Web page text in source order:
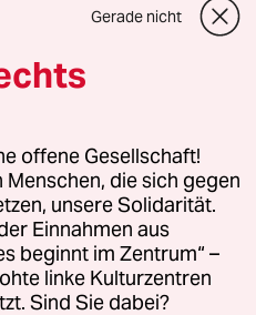
GmbH
Fragen oder für Genehmigungen
Kommune-Richtlinien
Impressum AGB
Gerade nicht
offene Gesellschaft!
die sich gegen
unsere Solidarität.
Einnahmen aus
beginnt im Zentrum“ –
linke Kulturzentren
Sind Sie dabei?